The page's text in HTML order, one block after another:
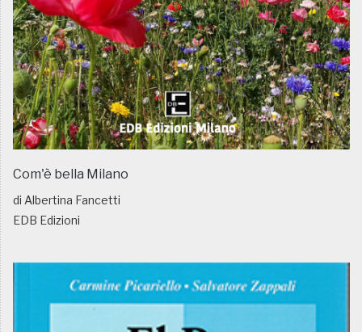
Com'è bella Milano
di Albertina Fancetti
EDB Edizioni